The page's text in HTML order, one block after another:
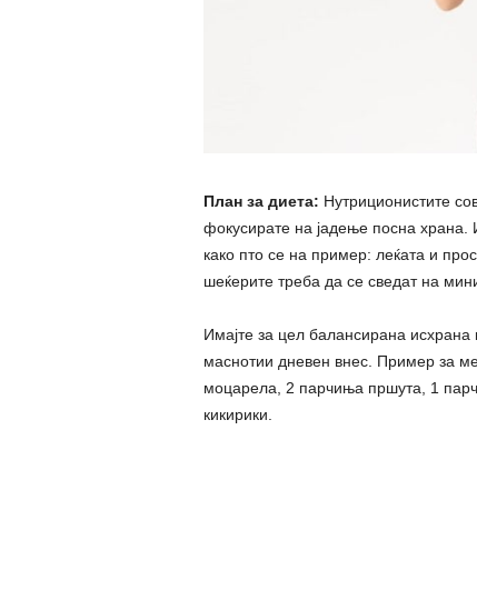
План за диета: Нутриционистите
фокусирате на јадење посна храна.
како пто се на пример: леќата и
шеќерите треба да се сведат на
Имајте за цел балансирана исхрана
маснотии дневен внес. Пример за
моцарела, 2 парчиња пршута, 1
кикирики.